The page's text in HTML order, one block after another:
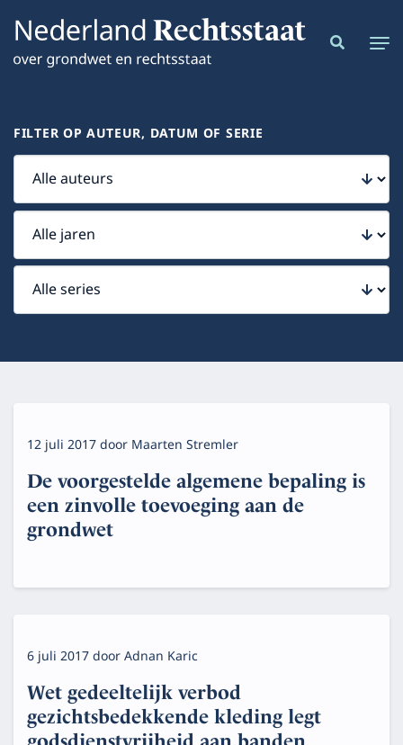
FILTER OP AUTEUR, DATUM OF SERIE
12 juli 2017door Maarten Stremler
De voorgestelde algemene bepaling is
een zinvolle toevoeging aan de
grondwet
6 juli 2017doorAdnan Karic
Wet gedeeltelijk verbod
gezichtsbedekkende kleding legt